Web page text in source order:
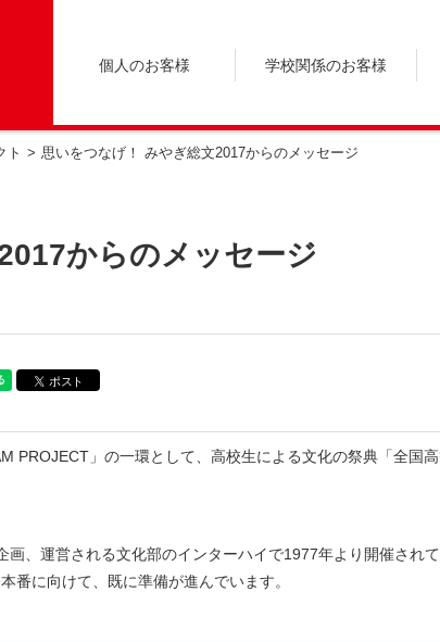
個人のお客様 学校関係のお客様
ト 思いをつなげ！ みやぎ総文2017からのメッセージ
からのメッセージ
PROJECT」の一環として、高校生による文化の祭典「全国
、運営される文化部のインターハイで1977年より開催され
番に向けて、既に準備が進んでいます。